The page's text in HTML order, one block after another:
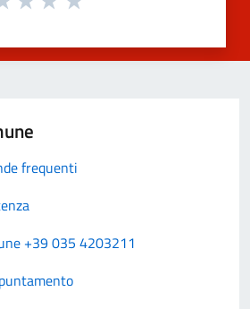
frequenti
+39 035 4203211